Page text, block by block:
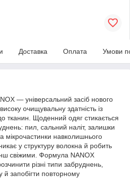
Доставка Оплата Умови
— універсальний засіб нового
очищувальну здатність із
тканин. Щоденний одяг стикається
пил, сальний наліт, залишки
мікрочастинки навколишнього
у структуру волокна й робить
свіжими. Формула NANOX
різні типи забруднень,
й запобігти повторному